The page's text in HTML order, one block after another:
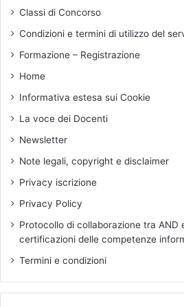
n
n
n
e
P
R
G
E
T
R
s
o
i
e
à
d
l
l
I
n
l
Classi di Concorso
Condizioni e termini di utilizzo del
Formazione – Registrazione
Home
Informativa estesa sui Cookie
La voce dei Docenti
Newsletter
Note legali, copyright e disclaimer
Privacy iscrizione
Privacy Policy
Protocollo di collaborazione tra AND
certificazioni delle competenze
Termini e condizioni